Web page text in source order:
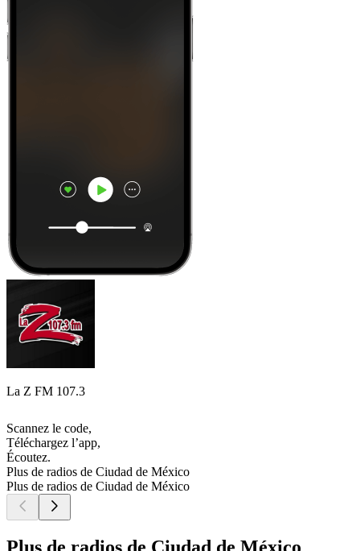
La Z FM 107.3
Scannez le code,
Téléchargez l’app,
Écoutez.
Plus de radios de Ciudad de México
Plus de radios de Ciudad de México